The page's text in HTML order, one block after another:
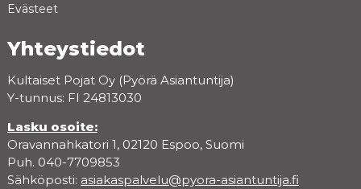
Evästeet
Yhteystiedot
Kultaiset Pojat Oy (Pyörä Asiantuntija)
Y-tunnus: FI 24813030
Lasku osoite:
Oravannahkatori 1, 02120 Espoo, Suomi
Puh. 040-7709853
Sähköposti: asiakaspalvelu@pyora-asiantuntija.fi